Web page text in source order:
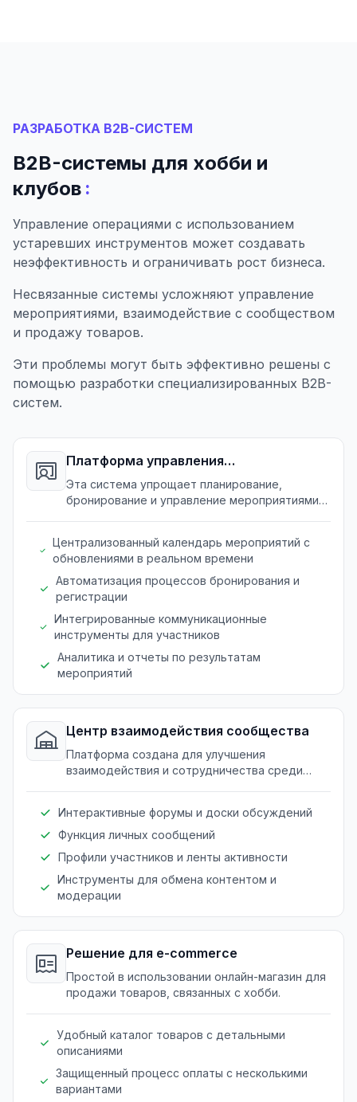
РАЗРАБОТКА B2B-СИСТЕМ
B2B-системы для хобби и
клубов :
Управление операциями с использованием
устаревших инструментов может создавать
неэффективность и ограничивать рост бизнеса.
Несвязанные системы усложняют управление
мероприятиями, взаимодействие с сообществом
и продажу товаров.
Эти проблемы могут быть эффективно решены с
помощью разработки специализированных B2B-
систем.
Платформа управления
мероприятиями
Эта система упрощает планирование,
бронирование и управление мероприятиями
Централизованный календарь мероприятий с
обновлениями в реальном времени
Автоматизация процессов бронирования и
регистрации
Интегрированные коммуникационные
инструменты для участников
Аналитика и отчеты по результатам
мероприятий
Центр взаимодействия сообщества
Платформа создана для улучшения
взаимодействия и сотрудничества среди
Интерактивные форумы и доски обсуждений
Функция личных сообщений
Профили участников и ленты активности
Инструменты для обмена контентом и
модерации
Решение для e-commerce
Простой в использовании онлайн-магазин для
продажи товаров, связанных с хобби.
Удобный каталог товаров с детальными
описаниями
Защищенный процесс оплаты с несколькими
вариантами